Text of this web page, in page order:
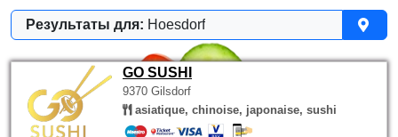
Результаты для: Hoesdorf
GO SUSHI
9370 Gilsdorf
asiatique, chinoise, japonaise, sushi